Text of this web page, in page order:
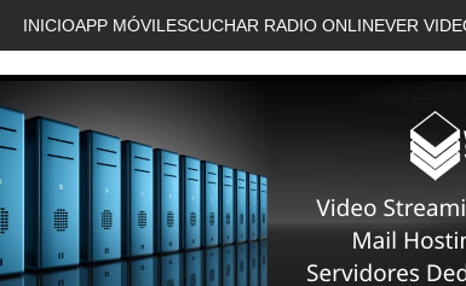
INICIOAPP MÓVIL ESCUCHAR RADIO ONLINEVER